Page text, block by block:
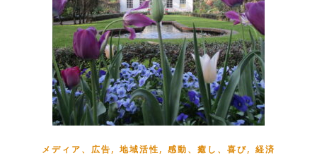
メディア、広告, 地域活性, 感動、癒し、喜び, 経済